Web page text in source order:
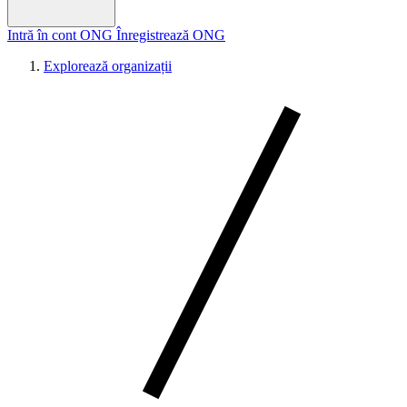
Intră în cont ONG Înregistrează ONG
Explorează organizații